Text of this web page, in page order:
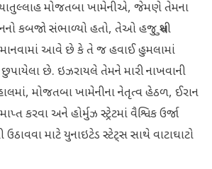
મોજતબા ખામેનીએ, જેમણે તેમના
કબજો સંભાળ્યો હતો, તેઓ હજુ સુધી
માનવામાં આવે છે કે તે જ હવાઈ હુમલામાં
છે. ઇઝરાયલે તેમને મારી નાખવાની
મોજતબા ખામેનીના નેતૃત્વ હેઠળ, ઈરાન
કરવા અને હોર્મુઝ સ્ટ્રેટમાં વૈશ્વિક ઉર્જા
ઉઠાવવા માટે યુનાઇટેડ સ્ટેટ્સ સાથે વાટાઘાટો